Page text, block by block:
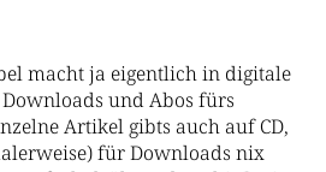
macht ja eigentlich in digitale
und Abos fürs
Artikel gibts auch auf CD,
für Downloads nix